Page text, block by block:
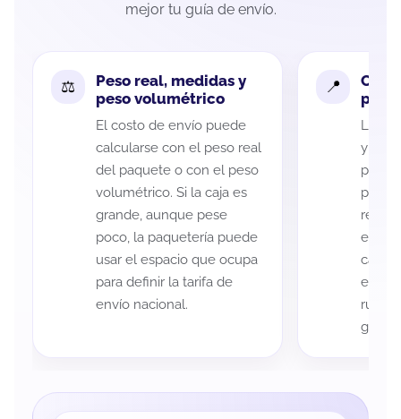
mejor tu guía de envío.
Peso real, medidas y
peso volumétrico
El costo de envío puede
calcularse con el peso real
del paquete o con el peso
volumétrico. Si la caja es
grande, aunque pese
poco, la paquetería puede
usar el espacio que ocupa
para definir la tarifa de
envío nacional.
La
y
cada
es
ruta
guía